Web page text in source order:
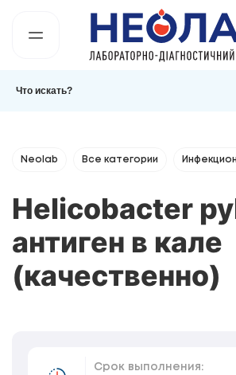
Neolab Все категории
Helicobacter
антиген в кале
(качественно)
Срок выполнения: